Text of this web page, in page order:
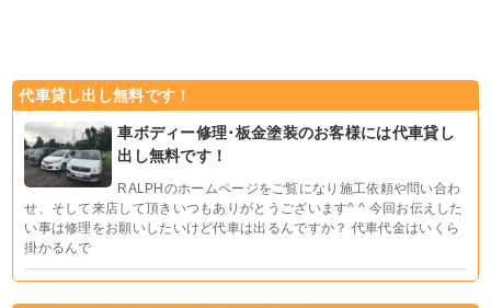
代車貸し出し無料です！
車ボディー修理･板金塗装のお客様には代車貸し
出し無料です！
RALPHのホームページをご覧になり施工依頼や問い合わ
せ、そして来店して頂きいつもありがとうございます^ ^ 今回お伝えした
い事は修理をお願いしたいけど代車は出るんですか？ 代車代金はいくら
掛かるんで